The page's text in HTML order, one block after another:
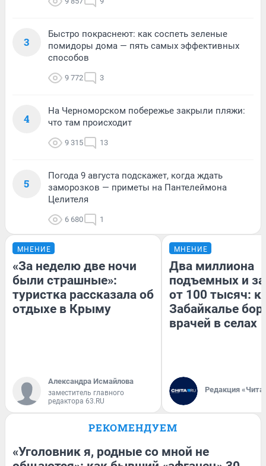
3
Быстро покраснеют: как соспеть зеленые
помидоры дома — пять самых эффективных
способов
9 772 3
4
На Черноморском побережье закрыли пляжи:
что там происходит
9 315 13
5
Погода 9 августа подскажет, когда ждать
заморозков — приметы на Пантелеймона
Целителя
6 680 1
МНЕНИЕ
«За неделю две ночи
были страшные»:
туристка рассказала об
отдыхе в Крыму
Александра Исмайлова
заместитель главного
редактора 63.RU
МНЕНИЕ
Два миллиона
подъемных и
от 100 тысяч:
Забайкалье
врачей в селах
Редакция
РЕКОМЕНДУЕМ
«Уголовник я, родные со мной не